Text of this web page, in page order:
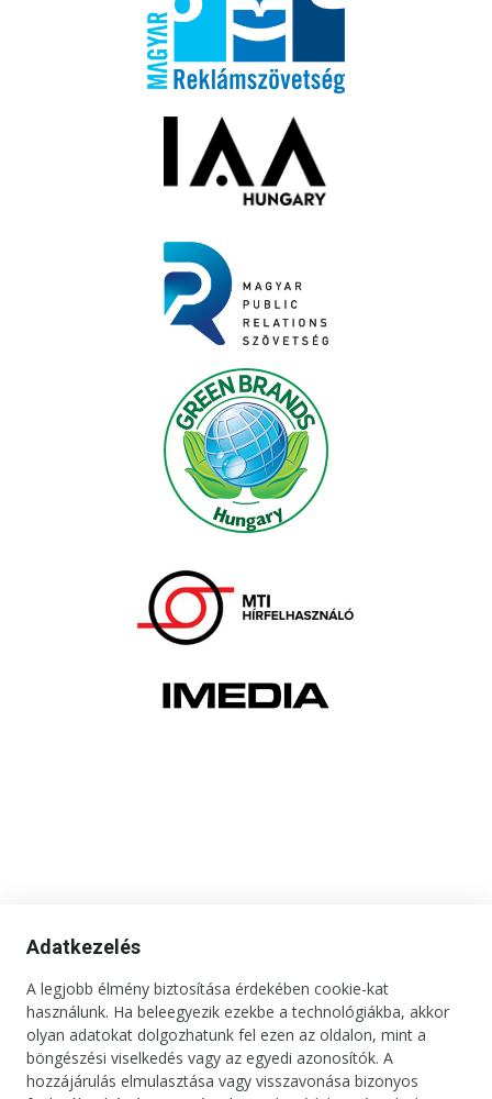
Adatkezelés
A legjobb élmény biztosítása érdekében cookie-kat
használunk. Ha beleegyezik ezekbe a technológiákba, akkor
olyan adatokat dolgozhatunk fel ezen az oldalon, mint a
böngészési viselkedés vagy az egyedi azonosítók. A
hozzájárulás elmulasztása vagy visszavonása bizonyos